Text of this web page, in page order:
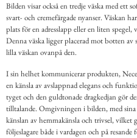
Bilden visar också en tredje väska med ett
svart- och cremefärgade nyanser. Väskan
plats för en adresslapp eller en liten
Denna väska ligger placerad mot botten av
lilla väskan ovanpå den.
I sin helhet kommunicerar produkten,
en känsla av avslappnad elegans och
tyget och den guldtonade dragkedjan gör
tilltalande. Omgivningen i bilden, med
känslan av hemmakänsla och trivsel, vilket
följeslagare både i vardagen och på resande